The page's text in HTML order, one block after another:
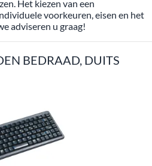
Het kiezen van een
voorkeuren, eisen en het
adviseren u graag!
BEDRAAD, DUITS